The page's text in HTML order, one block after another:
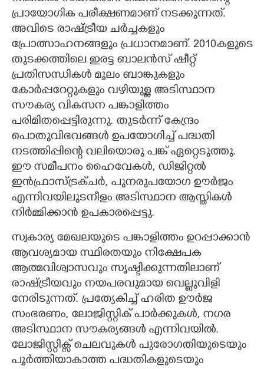
പ്രായോഗിക പരീക്ഷണമാണ് നടക്കുന്നത്.
അവിടെ രാഷ്ട്രീയ ചർച്ചകളും
പ്രോത്സാഹനങ്ങളും പ്രധാനമാണ്. 2010കളുടെ
തുടക്കത്തിലെ ഇരട്ട ബാലൻസ് ഷീറ്റ്
പ്രതിസന്ധികൾ മൂലം ബാങ്കുകളും
കോർപ്പറേറ്റുകളും വഴിയുള്ള അടിസ്ഥാന
സൗകര്യ വികസന പങ്കാളിത്തം
പരിമിതപ്പെട്ടിരുന്നു. തുടർന്ന് കേന്ദ്രം
പൊതുവിഭവങ്ങൾ ഉപയോഗിച്ച് പദ്ധതി
നടത്തിപ്പിന്റെ വലിയൊരു പങ്ക് ഏറ്റെടുത്തു.
ഈ സമീപനം ഹൈവേകൾ, ഡിജിറ്റൽ
ഇൻഫ്രാസ്ട്രക്ചർ, പുനരുപയോഗ ഊർജം
എന്നിവയിലുടനീളം അടിസ്ഥാന ആസ്തികൾ
നിർമ്മിക്കാൻ ഉപകാരപ്പെട്ടു.
സ്വകാര്യ മേഖലയുടെ പങ്കാളിത്തം ഉറപ്പാക്കാൻ
ആവശ്യമായ സ്ഥിരതയും നിക്ഷേപക
ആത്മവിശ്വാസവും സൃഷ്ടിക്കുന്നതിലാണ്
രാഷ്ട്രീയവും നയപരവുമായ വെല്ലുവിളി
നേരിടുന്നത്. പ്രത്യേകിച്ച് ഹരിത ഊർജ
സംഭരണം, ലോജിസ്റ്റിക് പാർക്കുകൾ, നഗര
അടിസ്ഥാന സൗകര്യങ്ങൾ എന്നിവയിൽ.
ലോജിസ്റ്റിക്സ് ചെലവുകൾ പുരോഗതിയുടെയും
പൂർത്തിയാകാത്ത പദ്ധതികളുടെയും